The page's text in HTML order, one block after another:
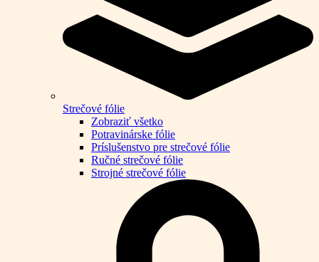
Strečové fólie
Zobraziť všetko
Potravinárske fólie
Príslušenstvo pre strečové fólie
Ručné strečové fólie
Strojné strečové fólie